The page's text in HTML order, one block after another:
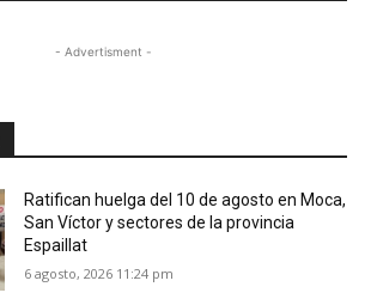
- Advertisment -
Ratifican huelga del 10 de agosto en Moca,
San Víctor y sectores de la provincia
Espaillat
6 agosto, 2026 11:24 pm